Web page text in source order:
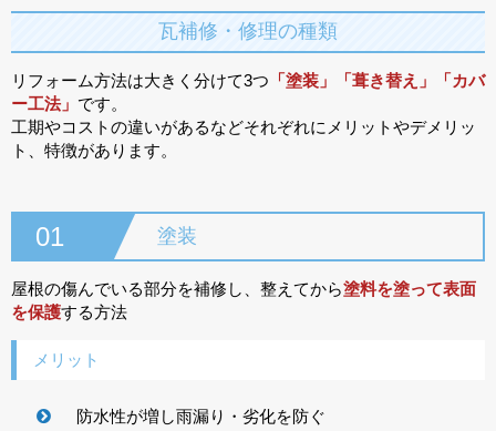
瓦補修・修理の種類
リフォーム方法は大きく分けて3つ 「塗装」「葺き替え」「カバ
ー工法」 です。
工期やコストの違いがあるなどそれぞれにメリットやデメリッ
ト、特徴があります。
01 塗装
屋根の傷んでいる部分を補修し、整えてから塗料を塗って表面
を保護する方法
メリット
防水性が増し雨漏り・劣化を防ぐ